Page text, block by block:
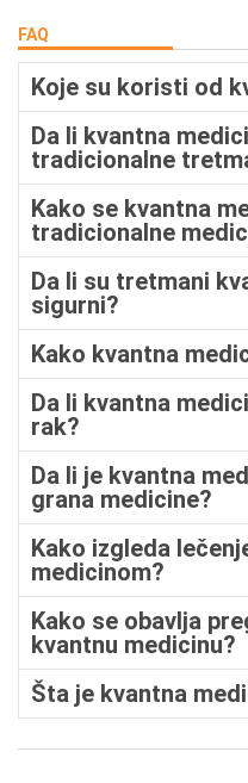
FAQ
Koje su koristi od
Da li kvantna
tradicionalne
Kako se kvantna
tradicionalne
Da li su tretmani
sigurni?
Kako kvantna
Da li kvantna
rak?
Da li je kvantna
grana medicine?
Kako izgleda
medicinom?
Kako se obavlja
kvantnu medicinu?
Šta je kvantna